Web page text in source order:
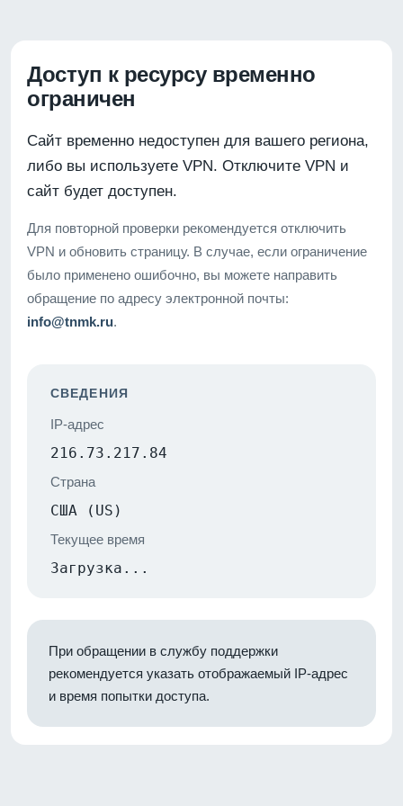
Доступ к ресурсу временно
ограничен
Сайт временно недоступен для вашего региона,
либо вы используете VPN. Отключите VPN и
сайт будет доступен.
Для повторной проверки рекомендуется отключить
VPN и обновить страницу. В случае, если ограничение
было применено ошибочно, вы можете направить
обращение по адресу электронной почты:
info@tnmk.ru.
СВЕДЕНИЯ
IP-адрес
216.73.217.84
Страна
США (US)
Текущее время
Загрузка...
При обращении в службу поддержки
рекомендуется указать отображаемый IP-адрес
и время попытки доступа.